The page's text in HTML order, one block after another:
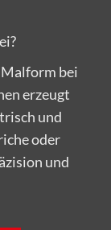
bei
erzeugt
und
oder
und